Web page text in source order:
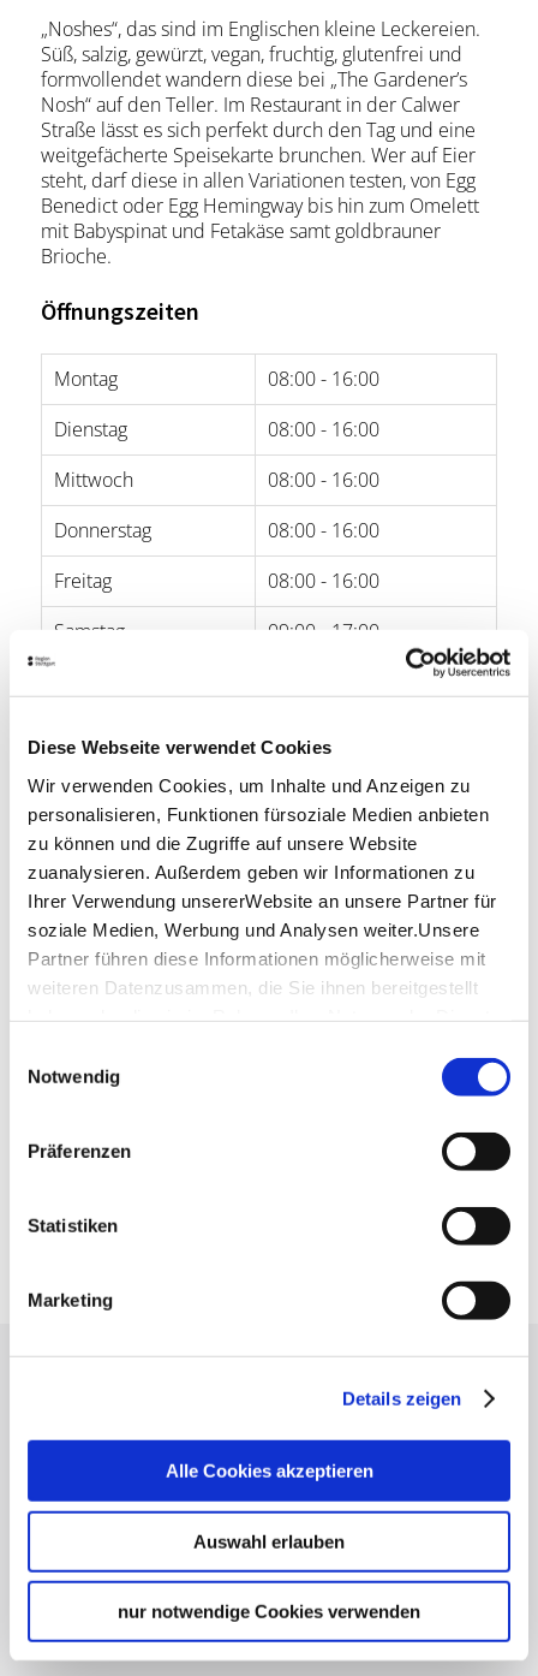
Diese Webseite verwendet Cookies
Wir verwenden Cookies, um Inhalte und Anzeigen zu
personalisieren, Funktionen fürsoziale Medien anbieten
zu können und die Zugriffe auf unsere Website
zuanalysieren. Außerdem geben wir Informationen zu
Ihrer Verwendung unsererWebsite an unsere Partner für
soziale Medien, Werbung und Analysen weiter.Unsere
Partner führen diese Informationen möglicherweise mit
weiteren Datenzusammen, die Sie ihnen bereitgestellt
Impressum
Notwendig
Präferenzen
Statistiken
Marketing
Details zeigen
Alle Cookies akzeptieren
Auswahl erlauben
nur notwendige Cookies verwenden
„Noshes“, das sind im Englischen kleine Leckereien.
Süß, salzig, gewürzt, vegan, fruchtig, glutenfrei und
formvollendet wandern diese bei „The Gardener’s
Nosh“ auf den Teller. Im Restaurant in der Calwer
Straße lässt es sich perfekt durch den Tag und eine
weitgefächerte Speisekarte brunchen. Wer auf Eier
steht, darf diese in allen Variationen testen, von Egg
Benedict oder Egg Hemingway bis hin zum Omelett
mit Babyspinat und Fetakäse samt goldbrauner
Brioche.
Öffnungszeiten
Montag
08:00 - 16:00
Dienstag
08:00 - 16:00
Mittwoch
08:00 - 16:00
Donnerstag
08:00 - 16:00
Freitag
08:00 - 16:00
Samstag
09:00 - 17:00
Öffnungszeiten von Google
Lage & Kontakt
The Gardener’s Nosh
Calwer Str. 33
70173 Stuttgart
Mail:hello@thegardenersnosh.com
Website:thegardenersnosh.com
Planen Sie Ihre Anreise
Verkehrs- und Tarifverbund Stuttgart GmbH
Deutsche Bahn AG
Google Maps
Lassen Sie sich inspirieren!
Highlights und aktuellen Angeboten in
Stuttgart und Region immer up-to-date.
Abonnieren